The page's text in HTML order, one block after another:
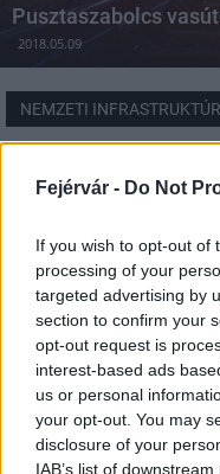
Fejérvár - Do Not
If you wish to opt-out of
processing of your
targeted advertising by
section to confirm your
opt-out request is
interest-based ads
us or personal
your opt-out. You may
disclosure of your
IAB’s list of
Pusztaszabolcs
2018.05.09
NEMZETI
Név
E-mail cím
Feliratkozom a
szabályzatot!